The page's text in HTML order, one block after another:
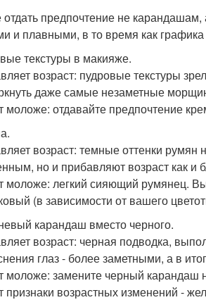
предпочтение не
и плавными, в то время как графика
текстуры в макияже.
возраст: пудровые текстуры
даже самые незаметные
моложе: отдавайте предпочтение
возраст: темные оттенки
но и прибавляют возраст как и
моложе: легкий сияющий румянец.
(в зависимости от вашего
карандаш вместо черного.
возраст: черная подводка,
глаз - более заметными, а в
моложе: замените черный карандаш
признаки возрастных изменений -